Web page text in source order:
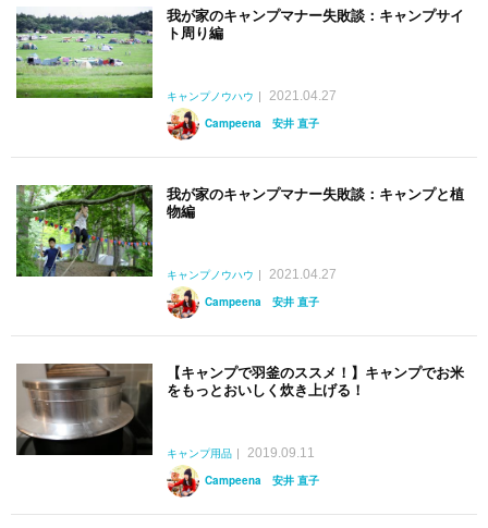
我が家のキャンプマナー失敗談：キャンプサイ
ト周り編
キャンプノウハウ
2021.04.27
Campeena 安井 直子
我が家のキャンプマナー失敗談：キャンプと植
物編
キャンプノウハウ
2021.04.27
Campeena 安井 直子
【キャンプで羽釜のススメ！】キャンプでお米
をもっとおいしく炊き上げる！
キャンプ用品
2019.09.11
Campeena 安井 直子